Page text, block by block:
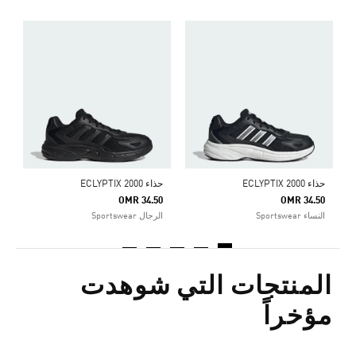
حذاء ECLYPTIX 2000
OMR 34.50
النساء Sportswear
حذاء ECLYPTIX 2000
OMR 34.50
الرجال Sportswear
المنتجات التي شوهدت
مؤخراً